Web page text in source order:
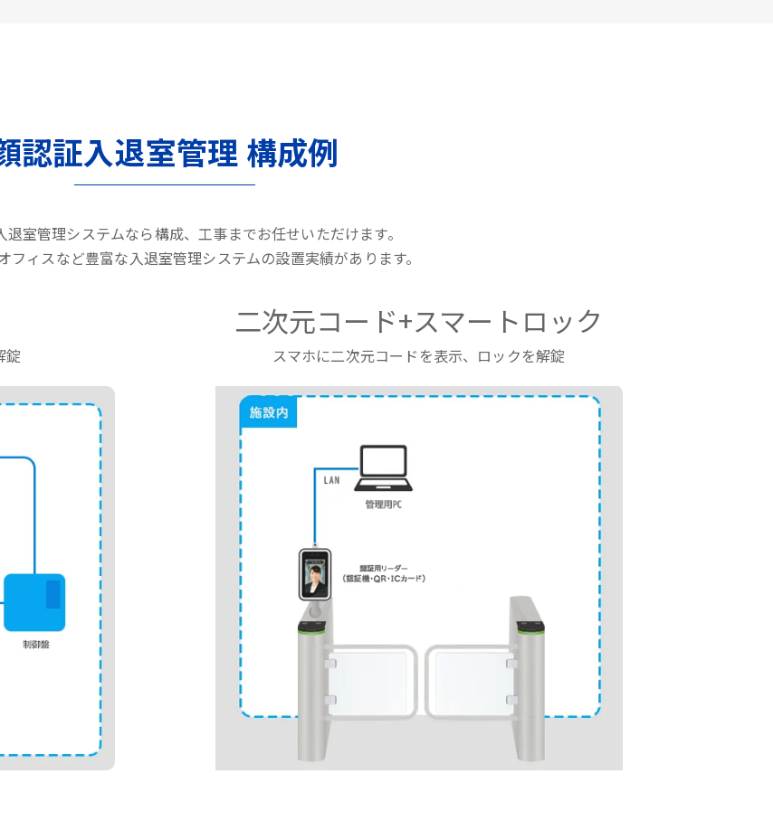
認証入退室管理 構成例
退室管理システムなら構成、工事までお任せいただけます。
フィスなど豊富な入退室管理システムの設置実績があります。
錠
二次元コード+スマートロック
スマホに二次元コードを表示、ロックを解錠